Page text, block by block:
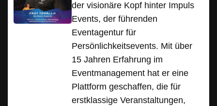
der visionäre Kopf hinter Impuls
Events, der führenden
Eventagentur für
Persönlichkeitsevents. Mit über
15 Jahren Erfahrung im
Eventmanagement hat er eine
Plattform geschaffen, die für
erstklassige Veranstaltungen,